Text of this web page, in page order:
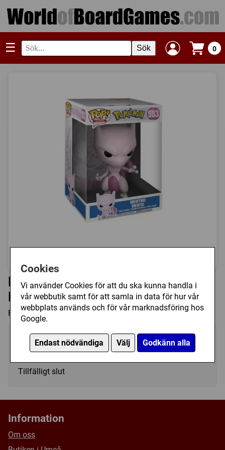
Cookies
Vi använder Cookies för att du ska kunna handla i
vår webbutik samt för att samla in data för hur vår
webbplats används och för vår marknadsföring hos
Google.
Endast nödvändiga Välj Godkänn alla
☰ Sök 0
Bild1 av 1
Funko POP! Games: Pokemon -
Mewtwo
Funko Pop figur med Mewtwo från Pokémon!
195 kr Bevaka
Tillfälligt slut
Information
Om oss